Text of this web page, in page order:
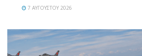
7 ΑΥΓΟΎΣΤΟΥ 2026